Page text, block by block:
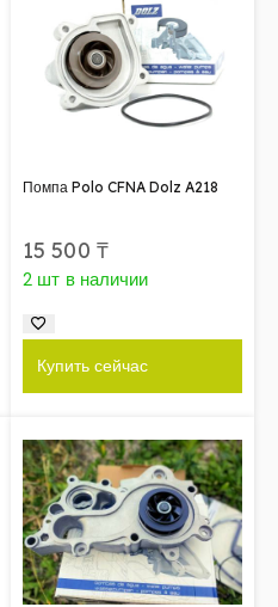
Помпа Polo CFNA Dolz A218
15 500 ₸
2 шт в наличии
Купить сейчас